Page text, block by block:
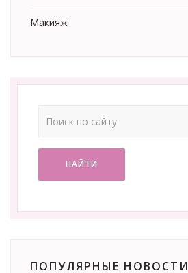
Макияж
НАЙТИ
ПОПУЛЯРНЫЕ НОВОСТИ